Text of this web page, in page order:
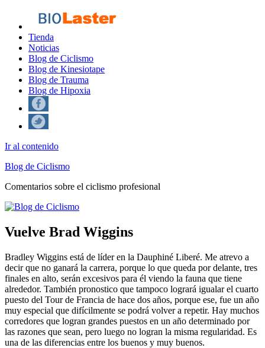
Tienda
Noticias
Blog de Ciclismo
Blog de Kinesiotape
Blog de Trauma
Blog de Hipoxia
Ir al contenido
Blog de Ciclismo
Comentarios sobre el ciclismo profesional
Vuelve Brad Wiggins
Bradley Wiggins está de líder en la Dauphiné Liberé. Me atrevo a
decir que no ganará la carrera, porque lo que queda por delante, tres
finales en alto, serán excesivos para él viendo la fauna que tiene
alrededor. También pronostico que tampoco logrará igualar el cuarto
puesto del Tour de Francia de hace dos años, porque ese, fue un año
muy especial que difícilmente se podrá volver a repetir. Hay muchos
corredores que logran grandes puestos en un año determinado por
las razones que sean, pero luego no logran la misma regularidad. Es
una de las diferencias entre los buenos y muy buenos.